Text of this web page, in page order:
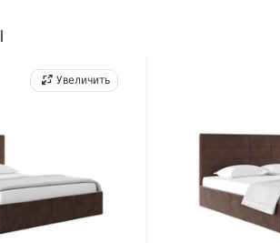
Увеличить